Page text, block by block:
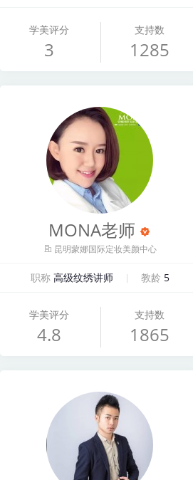
学美评分
3
支持数
1285
MONA老师
昆明蒙娜国际定妆美颜中心
职称 高级纹绣讲师 教龄 5
学美评分
4.8
支持数
1865